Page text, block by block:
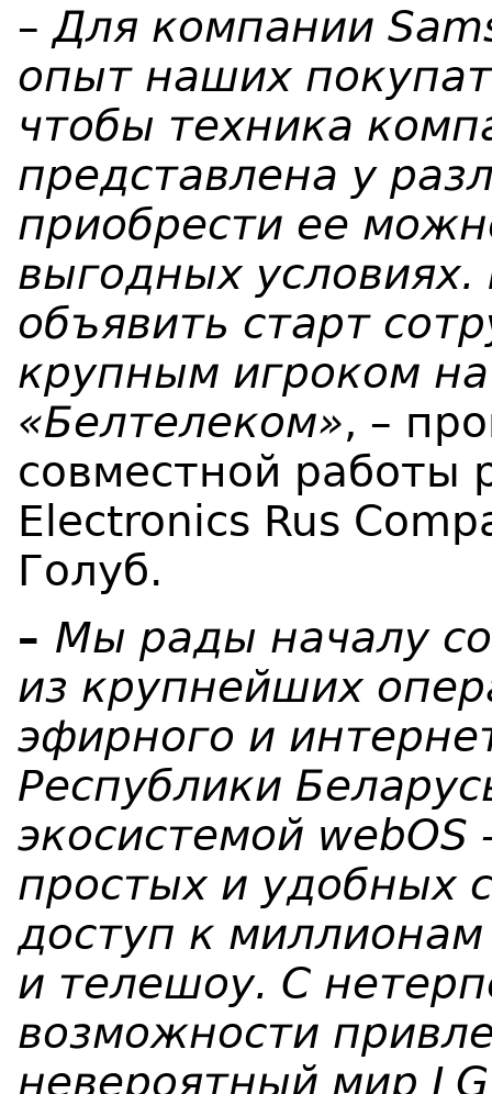
– Для компании
опыт наших
чтобы техника
представлена у
приобрести ее
выгодных
объявить старт
крупным игроком
«Белтелеком», –
совместной работы
Electronics Rus
Голуб.
– Мы рады началу
из крупнейших
эфирного и
Республики Б
экосистемой
простых и удобных
доступ к
и телешоу. C
возможности
невероятный мир LG